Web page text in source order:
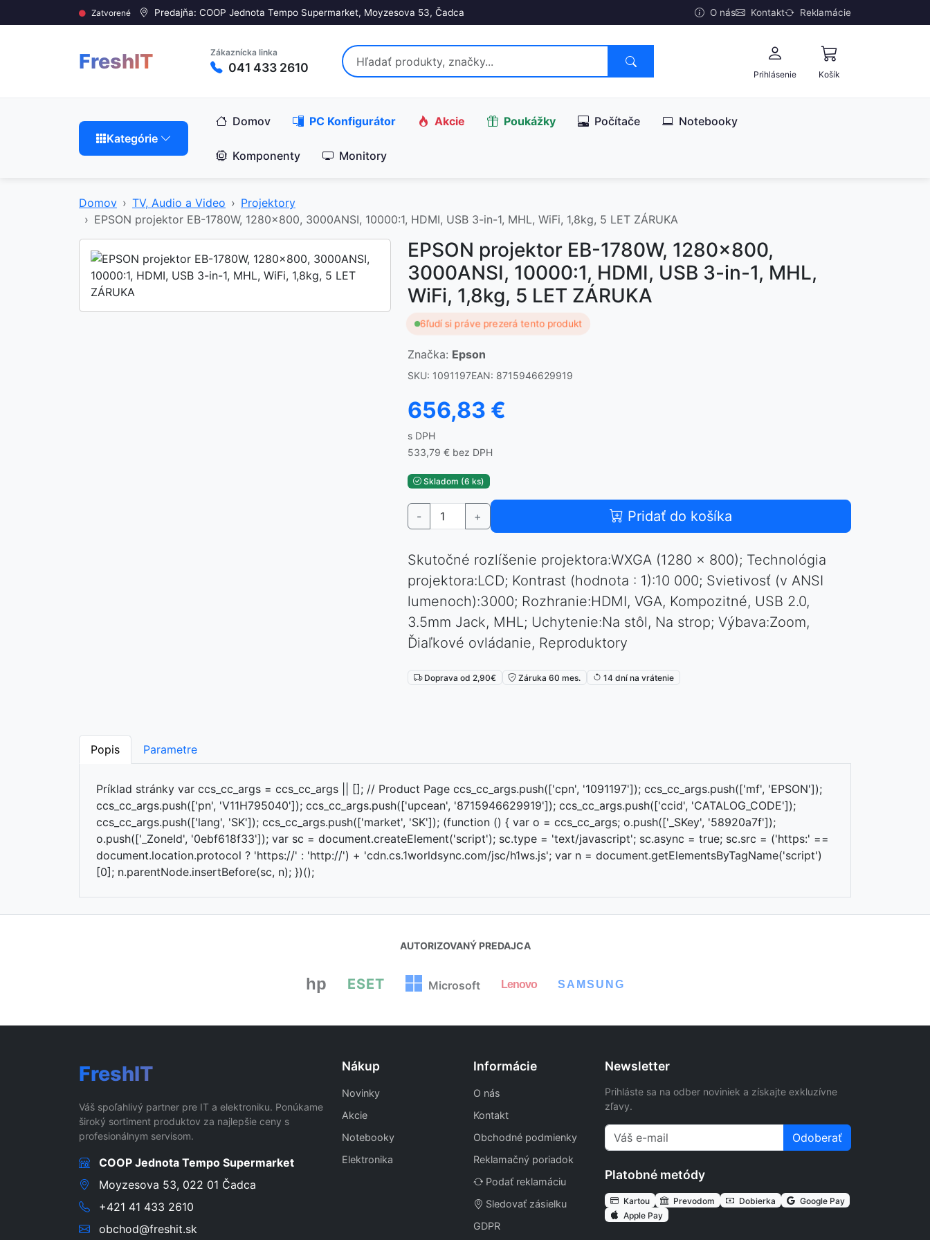
⏳
Zatvorené Predajňa: COOP Jednota Tempo Supermarket, Moyzesova 53, Čadca O nás Kontakt Reklamácie
FreshIT Zákaznícka linka
041 433 2610
Prihlásenie Košík
Kategórie
Domov PC Konfigurátor Akcie Poukážky Počítače Notebooky
Komponenty Monitory
Domov TV, Audio a Video
Projektory
EPSON projektor EB-1780W, 1280x800, 3000ANSI, 10000:1, HDMI, USB 3-in-1, MHL, WiFi, 1,8kg, 5 LET ZÁRUKA
EPSON projektor EB-1780W, 1280x800,
3000ANSI, 10000:1, HDMI, USB 3-in-1, MHL,
WiFi, 1,8kg, 5 LET ZÁRUKA
6ľudí si práve prezerá tento produkt
Značka: Epson
SKU: 1091197EAN: 8715946629919
656,83 €
s DPH
533,79 € bez DPH
Skladom (6 ks)
- + Pridať do košíka
Skutočné rozlíšenie projektora:WXGA (1280 x 800); Technológia
projektora:LCD; Kontrast (hodnota : 1):10 000; Svietivosť (v ANSI
lumenoch):3000; Rozhranie:HDMI, VGA, Kompozitné, USB 2.0,
3.5mm Jack, MHL; Uchytenie:Na stôl, Na strop; Výbava:Zoom,
Ďiaľkové ovládanie, Reproduktory
Doprava od 2,90€ Záruka 60 mes. 14 dní na vrátenie
Popis Parametre
Príklad stránky var ccs_cc_args = ccs_cc_args || []; // Product Page ccs_cc_args.push(['cpn', '1091197']); ccs_cc_args.push(['mf', 'EPSON']);
ccs_cc_args.push(['pn', 'V11H795040']); ccs_cc_args.push(['upcean', '8715946629919']); ccs_cc_args.push(['ccid', 'CATALOG_CODE']);
ccs_cc_args.push(['lang', 'SK']); ccs_cc_args.push(['market', 'SK']); (function () { var o = ccs_cc_args; o.push(['_SKey', '58920a7f']);
o.push(['_ZoneId', '0ebf618f33']); var sc = document.createElement('script'); sc.type = 'text/javascript'; sc.async = true; sc.src = ('https:' ==
document.location.protocol ? 'https://' : 'http://') + 'cdn.cs.1worldsync.com/jsc/h1ws.js'; var n = document.getElementsByTagName('script')
[0]; n.parentNode.insertBefore(sc, n); })();
AUTORIZOVANÝ PREDAJCA
hp ESET Microsoft Lenovo SAMSUNG
FreshIT
Váš spoľahlivý partner pre IT a elektroniku. Ponúkame
široký sortiment produktov za najlepšie ceny s
profesionálnym servisom.
COOP Jednota Tempo Supermarket
Moyzesova 53, 022 01 Čadca
+421 41 433 2610
obchod@freshit.sk
Nákup
Novinky
Akcie
Notebooky
Elektronika
Informácie
O nás
Kontakt
Obchodné podmienky
Reklamačný poriadok
Podať reklamáciu
Sledovať zásielku
GDPR
Newsletter
Prihláste sa na odber noviniek a získajte exkluzívne
zľavy.
Odoberať
Platobné metódy
Kartou Prevodom Dobierka
Google Pay
Apple Pay